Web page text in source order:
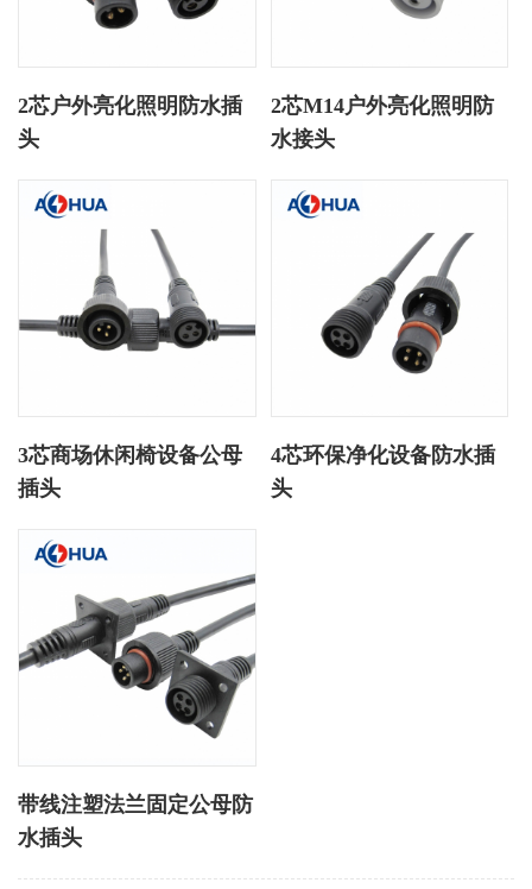
2芯户外亮化照明防水插
头
2芯M14户外亮化照明防
水接头
3芯商场休闲椅设备公母
插头
4芯环保净化设备防水插
头
带线注塑法兰固定公母防
水插头